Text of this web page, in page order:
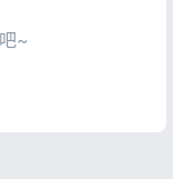
~